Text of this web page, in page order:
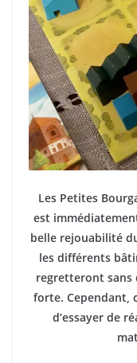
Les Petites
est
belle rejouabilité
les différents
regretteront sans
forte. Cependant,
d’essayer de